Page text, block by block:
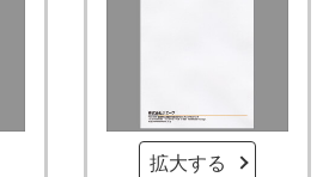
拡大する